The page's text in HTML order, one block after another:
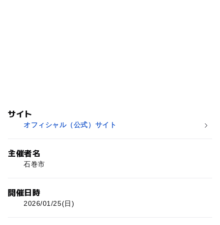
サイト
オフィシャル（公式）サイト
主催者名
石巻市
開催日時
2026/01/25(日)